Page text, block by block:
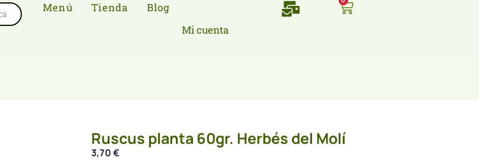
Menú Tienda
Blog
Mi cuenta
Ruscus planta 60gr. Herbés del Molí
3,70€